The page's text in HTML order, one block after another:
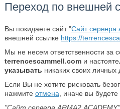
Переход по внешней
Вы покидаете сайт "Сайт сервера
внешней ссылке https://
Мы не несем ответственности за
terrencescammell.comи
указывать никаких своих личных
Если Вы не хотите рисковать
нажмите отмена , иначе вы